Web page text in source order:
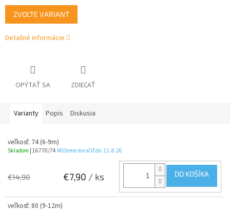
Jednotková
cena:
ZVOĽTE VARIANT
Detailné informácie
OPÝTAŤ SA ZDIEĽAŤ
Varianty Popis Diskusia
veľkosť: 74 (6-9m)
Skladom | 16770/74 Môžeme doručiť do: 11.8.26
€14,90 €7,90 / ks DO KOŠÍKA
veľkosť: 80 (9-12m)